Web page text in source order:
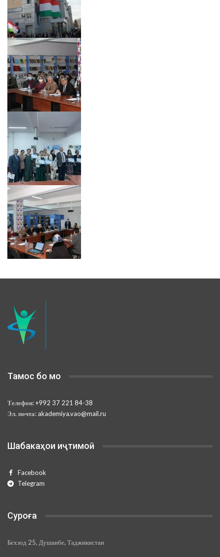
Тамос бо мо
Телефон:+992 37 221 84-38
Эл. почта: akademiya.vao@mail.ru
Шабакаҳои иҷтимоӣ
Facebook
Telegram
Суроға
Бехзод 25, Душанбе, Таджикистан